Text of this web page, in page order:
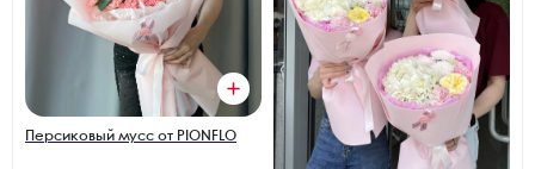
Персиковый мусс от PIONFLO